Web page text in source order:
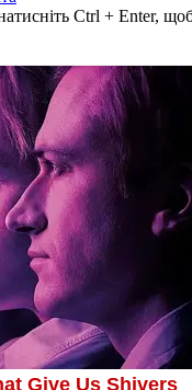
Ctrl + Enter,